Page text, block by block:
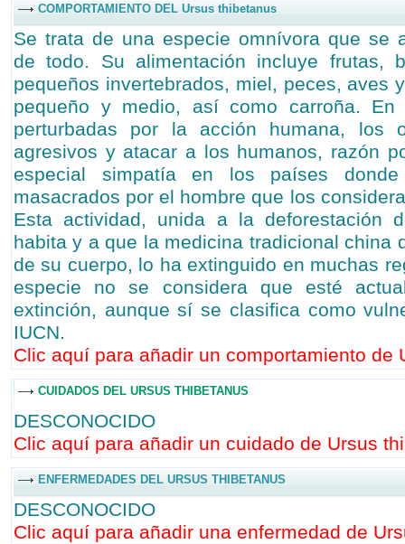
COMPORTAMIENTO DEL Ursus thibetanus
Se trata de una especie omnívora que se
de todo. Su alimentación incluye frutas,
pequeños invertebrados, miel, peces, aves
pequeño y medio, así como carroña. En
perturbadas por la acción humana, los
agresivos y atacar a los humanos, razón
especial simpatía en los países
masacrados por el hombre que los
Esta actividad, unida a la deforestación
habita y a que la medicina tradicional china
de su cuerpo, lo ha extinguido en muchas
especie no se considera que esté
extinción, aunque sí se clasifica como
IUCN.
Clic aquí para añadir un comportamiento de
CUIDADOS DEL URSUS THIBETANUS
DESCONOCIDO
Clic aquí para añadir un cuidado de Ursus
ENFERMEDADES DEL URSUS THIBETANUS
DESCONOCIDO
Clic aquí para añadir una enfermedad de